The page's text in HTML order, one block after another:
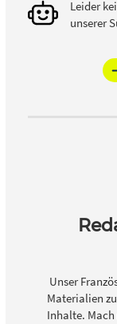
Leider
unserer
Unser
Materialien
Inhalte.